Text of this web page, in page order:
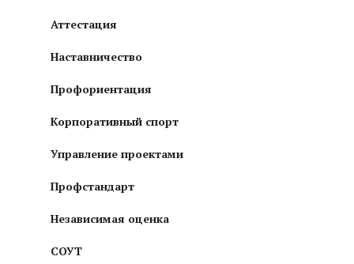
Аттестация
Наставничество
Профориентация
Корпоративный спорт
Управление проектами
Профстандарт
Независимая оценка
СОУТ